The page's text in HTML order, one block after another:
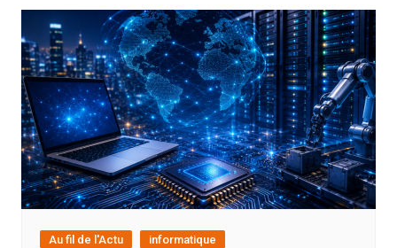
Au fil de l'Actu informatique